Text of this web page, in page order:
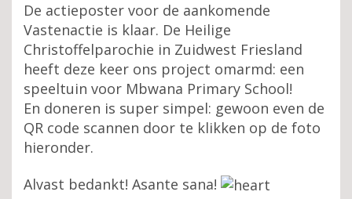
De actieposter voor de aankomende
Vastenactie is klaar. De Heilige
Christoffelparochie in Zuidwest Friesland
heeft deze keer ons project omarmd: een
speeltuin voor Mbwana Primary School!
En doneren is super simpel: gewoon even de
QR code scannen door te klikken op de foto
hieronder.
Alvast bedankt! Asante sana!